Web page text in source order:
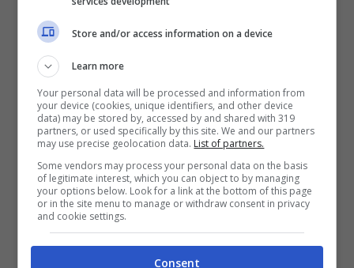
Relazioni pet-bambini -Ansa- Notizie.com
Per garantire una convivenza serena ed
equilibrata tra bambini e pet è essenziale
seguire alcuni consigli pratici. Innanzitutto,
è importante definire i confini fin dall’inizio
insegnando ai bambini a rispettare gli
spazi dell’animale. È utile anche
promuovere interazioni positive come le
Store and/or access information on a device
Learn more
Your personal data will be processed and information from
your device (cookies, unique identifiers, and other device
data) may be stored by, accessed by and shared with 319
partners, or used specifically by this site. We and our partners
may use precise geolocation data. List of partners.
Some vendors may process your personal data on the basis
of legitimate interest, which you can object to by managing
your options below. Look for a link at the bottom of this page
or in the site menu to manage or withdraw consent in privacy
and cookie settings.
Consent